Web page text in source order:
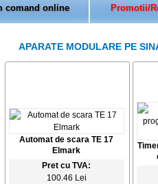
comand online Promotii/
APARATE MODULARE PE
Automat de scara TE 17
Elmark
Pret cu TVA:
100.46 Lei